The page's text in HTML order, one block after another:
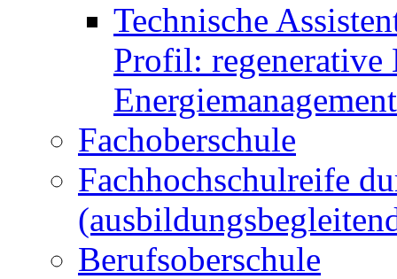
Technische
Profil: regenerative
Energiemanagement
Fachoberschule
Fachhochschulreife
Berufsoberschule